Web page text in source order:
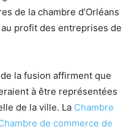
de la chambre d’Orléans
profit des entreprises de
la fusion affirment que
à être représentées
de la ville. La Chambre
de commerce de